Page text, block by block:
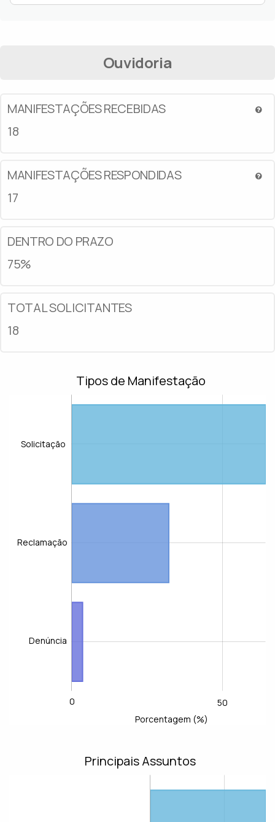
Ouvidoria
MANIFESTAÇÕES RECEBIDAS
18
MANIFESTAÇÕES RESPONDIDAS
17
DENTRO DO PRAZO
75%
TOTAL SOLICITANTES
18
Tipos de Manifestação
Reclamação
Solicitação
Reclamação
Denúncia
-40
-20
0
150
100 50
-50
-100
Porcentagem (%)
Principais Assuntos